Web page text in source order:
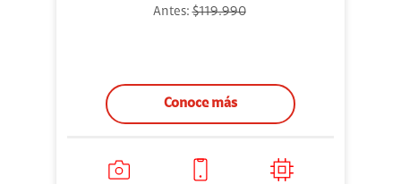
Antes:$119.990
Conoce más